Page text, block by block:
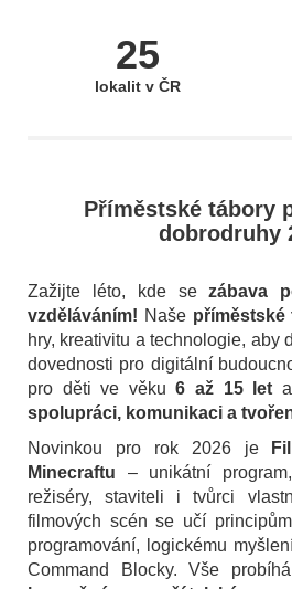
25
lokalit v ČR
Příměstské tábory
dobrodruhy
Zažijte léto, kde sezábava
vzděláváním! Naše příměstské
hry, kreativitu a technologie, aby
dovednosti pro digitální
pro děti ve věku6 až 15 let
spolupráci, komunikaci a
Novinkou pro rok 2026 je
Minecraftu – unikátní
režiséry, staviteli i tvůrci
filmových scén se učí principům
programování, logickému
Command Blocky. Vše